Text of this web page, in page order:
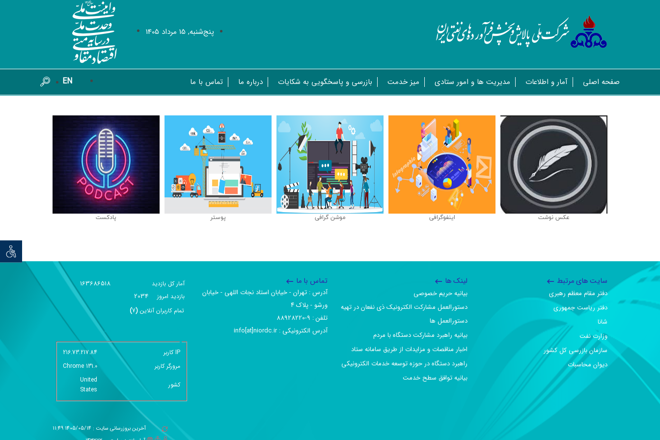
پنج‌شنبه, 15 مرداد 1405
صفحه اصلی آمار و اطلاعات مدیریت ها و امور ستادی میز خدمت بازرسی و پاسخگویی به شکایات درباره ما تماس با ما EN
توان
عکس نوشت اینفوگرافی موشن گرافی پوستر پادکست
سایت های مرتبط
دفتر مقام معظم رهبری
دفتر ریاست جمهوری
شانا
وزارت نفت
سازمان بازرسی کل کشور
دیوان محاسبات
لینک ها
بیانیه حریم خصوصی
دستورالعمل مشارکت الکترونیک ذی نفعان در تهیه
دستورالعمل ها
بیانیه راهبرد مشارکت دستگاه با مردم
اخبار مناقصات و مزایدات از طریق سامانه ستاد
راهبرد دستگاه در حوزه توسعه خدمات الکترونیکی
بیانیه توافق سطح خدمت
تماس با ما
آدرس :‌ تهران - خیابان استاد نجات اللهی - خیابان
ورشو - پلاک ۴
تلفن :‌ 9-88928220
آدرس الکترونیکی :‌ info[at]niordc.ir
آمار کل بازدید 163686518
بازديد امروز 2034
تمام کاربران آنلاين (
7
)
گزارش آمار سایت - خلاصه
IP کاربر
216.73.217.84
مرورگر کاربر
Chrome 131.0
کشور
United
States
آخرین بروزرسانی سایت : 1405/05/14 11:49